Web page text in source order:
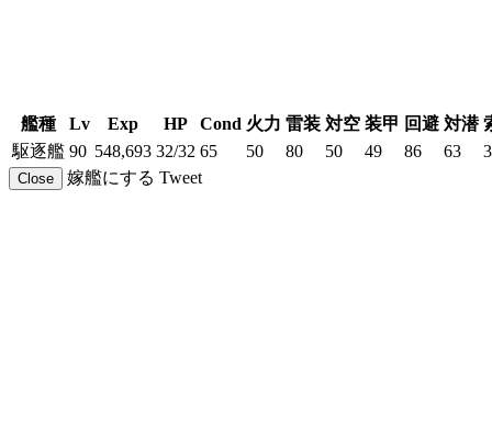
艦種 Lv Exp HP Cond 火力 雷装 対空 装甲 回避 対潜
駆逐艦 90 548,693 32/32 65 50 80 50 49 86 63
Close 嫁艦にする Tweet